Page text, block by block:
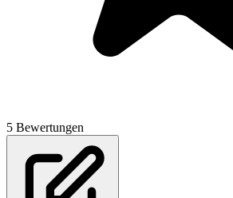
5 Bewertungen